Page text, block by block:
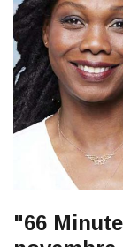
"66